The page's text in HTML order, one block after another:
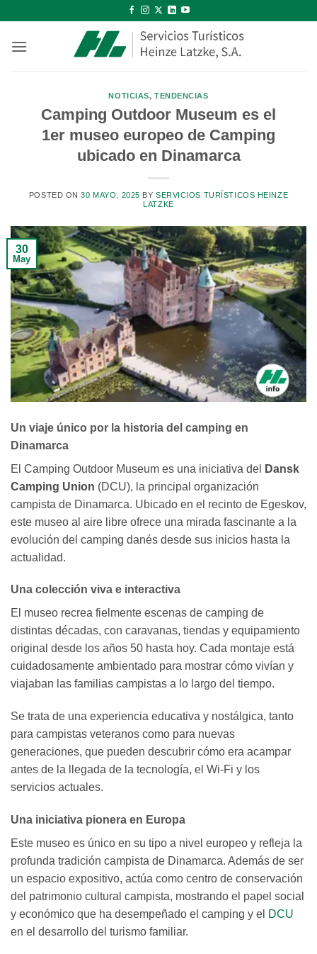
contenido
NOTICIAS, TENDENCIAS
Camping Outdoor Museum es el
1er museo europeo de Camping
ubicado en Dinamarca
POSTED ON30 MAYO, 2025 BY SERVICIOS TURÍSTICOS HEINZE
LATZKE
30
May
Un viaje único por la historia del camping en
Dinamarca
El Camping Outdoor Museum es una iniciativa del
Dansk
Camping Union (DCU), la principal organización
campista de Dinamarca. Ubicado en el recinto de Egeskov,
este museo al aire libre ofrece una mirada fascinante a la
evolución del camping danés desde sus inicios hasta la
actualidad.
Una colección viva e interactiva
El museo recrea fielmente escenas de camping de
distintas décadas, con caravanas, tiendas y equipamiento
original desde los años 50 hasta hoy. Cada montaje está
cuidadosamente ambientado para mostrar cómo vivían y
viajaban las familias campistas a lo largo del tiempo.
Se trata de una experiencia educativa y nostálgica, tanto
para campistas veteranos como para nuevas
generaciones, que pueden descubrir cómo era acampar
antes de la llegada de la tecnología, el Wi-Fi y los
servicios actuales.
Una iniciativa pionera en Europa
Este museo es único en su tipo a nivel europeo y refleja la
profunda tradición campista de Dinamarca. Además de ser
un espacio expositivo, actúa como centro de conservación
del patrimonio cultural campista, mostrando el papel social
y económico que ha desempeñado el camping y el DCU
en el desarrollo del turismo familiar.